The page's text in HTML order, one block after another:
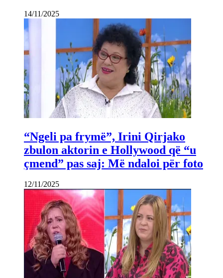
14/11/2025
“Ngeli pa frymë”, Irini Qirjako
zbulon aktorin e Hollywood që “u
çmend” pas saj: Më ndaloi për foto
12/11/2025